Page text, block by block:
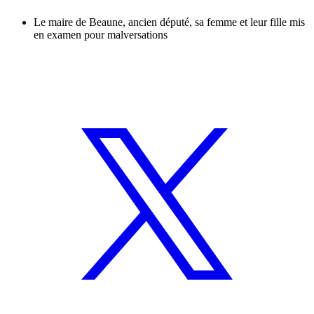
Le maire de Beaune, ancien député, sa femme et leur fille mis
en examen pour malversations